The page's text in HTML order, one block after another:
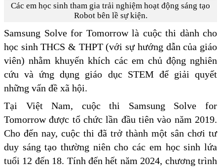
Các em học sinh tham gia trải nghiệm hoạt động sáng tạo
Robot bên lề sự kiện.
Samsung Solve for Tomorrow là cuộc thi dành cho
học sinh THCS & THPT (với sự hướng dẫn của giáo
viên) nhằm khuyến khích các em chủ động nghiên
cứu và ứng dụng giáo dục STEM để giải quyết
những vấn đề xã hội.
Tại Việt Nam, cuộc thi Samsung Solve for
Tomorrow được tổ chức lần đầu tiên vào năm 2019.
Cho đến nay, cuộc thi đã trở thành một sân chơi tư
duy sáng tạo thường niên cho các em học sinh lứa
tuổi 12 đến 18. Tính đến hết năm 2024, chương trình